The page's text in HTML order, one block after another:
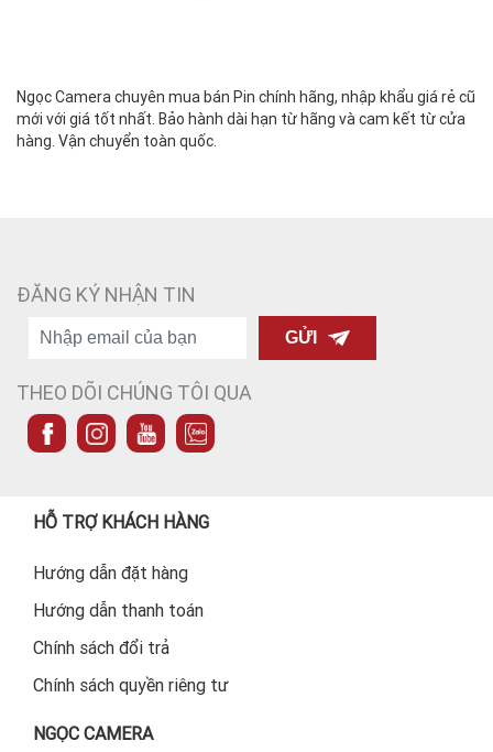
Ngọc Camera chuyên mua bán Pin chính hãng, nhập khẩu giá rẻ cũ
mới với giá tốt nhất. Bảo hành dài hạn từ hãng và cam kết từ cửa
hàng. Vận chuyển toàn quốc.
ĐĂNG KÝ NHẬN TIN
GỬI
THEO DÕI CHÚNG TÔI QUA
HỖ TRỢ KHÁCH HÀNG
Hướng dẫn đặt hàng
Hướng dẫn thanh toán
Chính sách đổi trả
Chính sách quyền riêng tư
NGỌC CAMERA